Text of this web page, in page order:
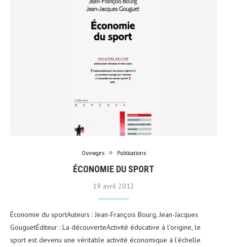
Ouvrages Publications
ÉCONOMIE DU SPORT
19 avril 2012
Économie du sportAuteurs : Jean-François Bourg, Jean-Jacques
GouguetÉditeur : La découverteActivité éducative à l’origine, le
sport est devenu une véritable activité économique à l’échelle